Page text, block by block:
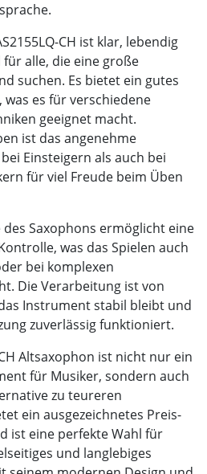
CH ist klar, lebendig
alle, die eine große
suchen. Es bietet ein gutes
es für verschiedene
geeignet macht.
ist das angenehme
Einsteigern als auch bei
für viel Freude beim Üben
Saxophons ermöglicht eine
was das Spielen auch
bei komplexen
Die Verarbeitung ist von
Instrument stabil bleibt und
zuverlässig funktioniert.
Altsaxophon ist nicht nur ein
für Musiker, sondern auch
zu teureren
ein ausgezeichnetes Preis-
ist eine perfekte Wahl für
und langlebiges